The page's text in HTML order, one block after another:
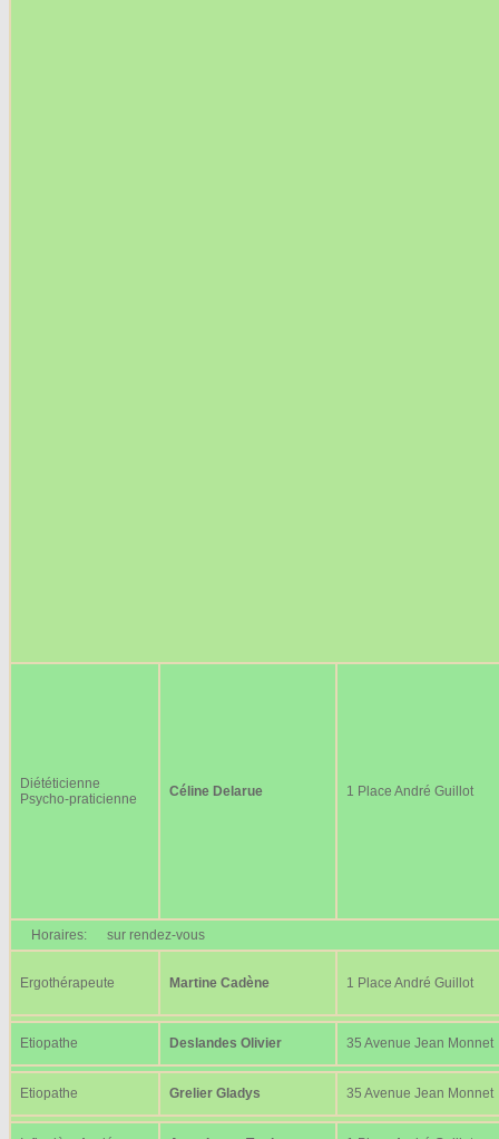
Diététicienne
Psycho-praticienne
Céline Delarue 1 Place André Guillot
Horaires: sur rendez-vous
Ergothérapeute Martine Cadène 1 Place André Guillot
Etiopathe Deslandes Olivier 35 Avenue Jean Monnet
Etiopathe Grelier Gladys 35 Avenue Jean Monnet